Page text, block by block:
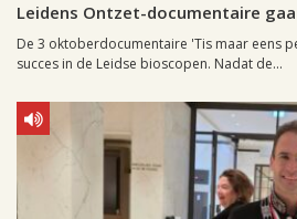
Leidens Ontzet-documentaire
De 3 oktoberdocumentaire 'Tis maar eens
succes in de Leidse bioscopen. Nadat de...